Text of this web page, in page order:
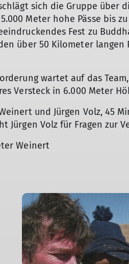
sich die Gruppe über
Meter hohe Pässe bis
Fest zu
über 50 Kilometer
wartet auf das
Versteck in 6.000 Meter
und Jürgen Volz, 45
Jürgen Volz für Fragen zur
Weinert